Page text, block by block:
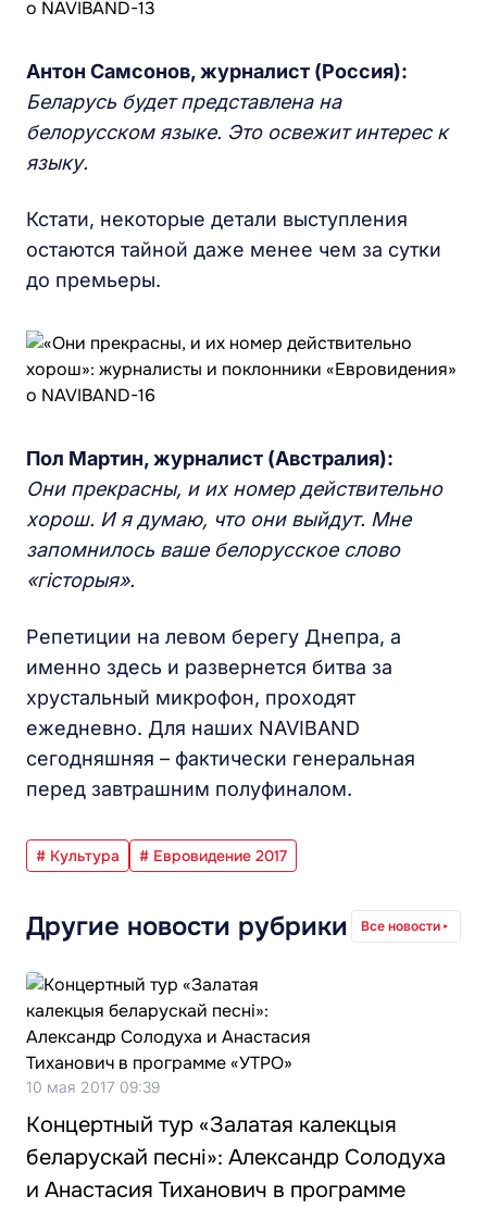
Антон Самсонов, журналист (Россия):
Беларусь будет представлена на
белорусском языке. Это освежит интерес к
языку.
Кстати, некоторые детали выступления
остаются тайной даже менее чем за сутки
до премьеры.
Пол Мартин, журналист (Австралия):
Они прекрасны, и их номер действительно
хорош. И я думаю, что они выйдут. Мне
запомнилось ваше белорусское слово
«гісторыя».
Репетиции на левом берегу Днепра, а
именно здесь и развернется битва за
хрустальный микрофон, проходят
ежедневно. Для наших NAVIBAND
сегодняшняя – фактически генеральная
перед завтрашним полуфиналом.
# Культура # Евровидение 2017
Другие новости рубрики Все новости
10 мая 2017 09:39
Концертный тур «Залатая калекцыя
беларускай песні»: Александр Солодуха
и Анастасия Тиханович в программе